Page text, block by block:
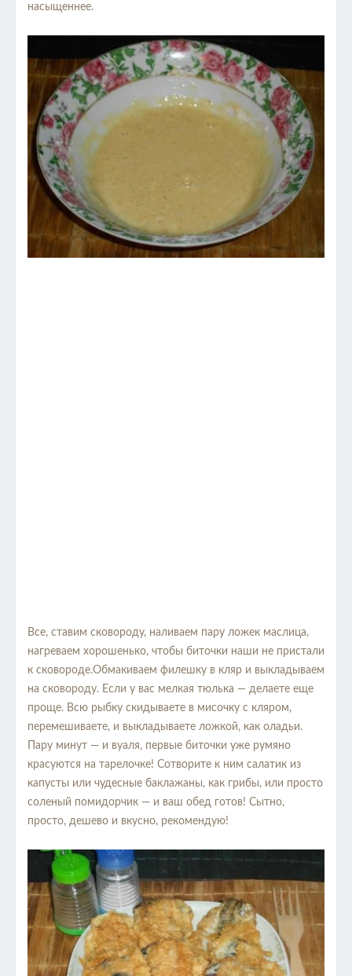
насыщеннее.
Все, ставим сковороду, наливаем пару ложек маслица,
нагреваем хорошенько, чтобы биточки наши не пристали
к сковороде.Обмакиваем филешку в кляр и выкладываем
на сковороду. Если у вас мелкая тюлька — делаете еще
проще. Всю рыбку скидываете в мисочку с кляром,
перемешиваете, и выкладываете ложкой, как оладьи.
Пару минут — и вуаля, первые биточки уже румяно
красуются на тарелочке! Сотворите к ним салатик из
капусты или чудесные баклажаны, как грибы, или просто
соленый помидорчик — и ваш обед готов! Сытно,
просто, дешево и вкусно, рекомендую!